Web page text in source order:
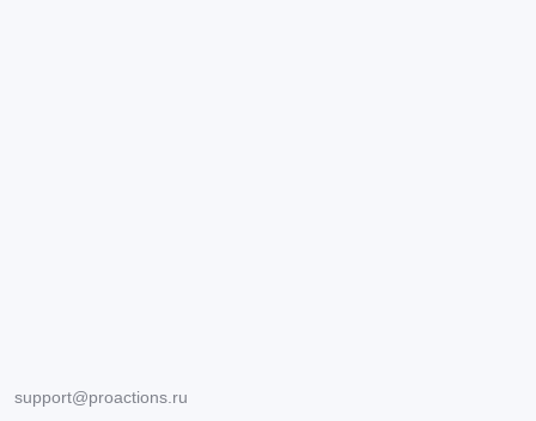
support@proactions.ru